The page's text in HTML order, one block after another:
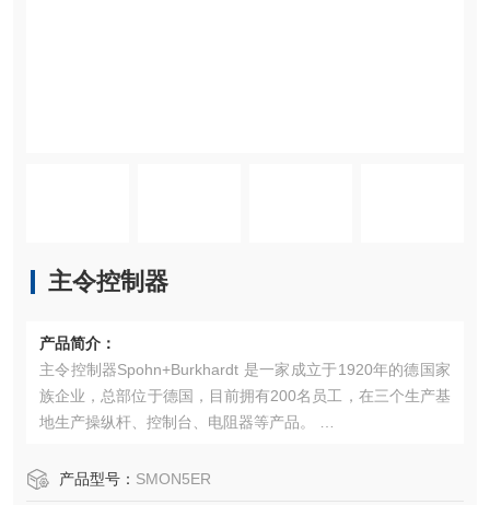
主令控制器
产品简介：
主令控制器Spohn+Burkhardt 是一家成立于1920年的德国家
族企业，总部位于德国，目前拥有200名员工，在三个生产基
地生产操纵杆、控制台、电阻器等产品。 ‌
主要产品包括：
产品型号： SMON5ER